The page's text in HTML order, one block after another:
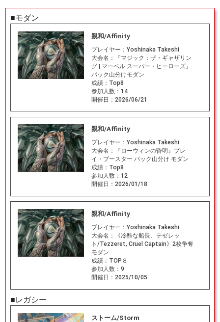
■モダン
親和/Affinity
プレイヤー： Yoshinaka Takeshi
大会名：
『マジック：ザ・ギャザリン
グ | マーベル スーパー・ヒーローズ』
パック山分けモダン
成績： Top8
参加人数： 14
開催日： 2026/06/21
親和/Affinity
プレイヤー： Yoshinaka Takeshi
大会名：
『ローウィンの昏明』プレ
イ・ブースター パック山分け モダン
成績： Top8
参加人数： 12
開催日： 2026/01/18
親和/Affinity
プレイヤー： Yoshinaka Takeshi
大会名：
《冷酷な船長、テゼレッ
ト/Tezzeret, Cruel Captain》2枚争奪
モダン
成績： TOP８
参加人数： 9
開催日： 2025/10/05
■レガシー
ストーム/Storm